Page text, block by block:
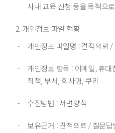
사내 교육 신청 등을 목적으
개인정보 파일 현황
개인정보 파일명 : 견적의뢰
개인정보 항목 : 이메일, 휴
직책, 부서, 회사명, 쿠키
수집방법 : 서면양식
보유근거 : 견적의뢰 / 질문